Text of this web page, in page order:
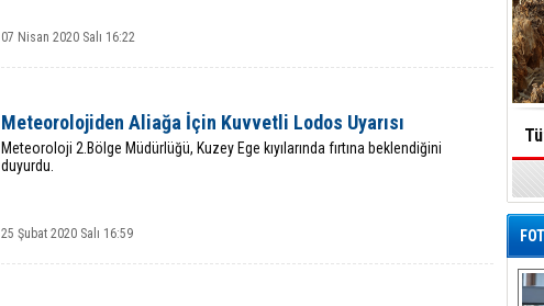
07 Nisan 2020 Salı 16:22
Meteorolojiden Aliağa İçin Kuvvetli Lodos Uyarısı
Meteoroloji 2.Bölge Müdürlüğü, Kuzey Ege kıyılarında fırtına beklendiğini
duyurdu.
25 Şubat 2020 Salı 16:59